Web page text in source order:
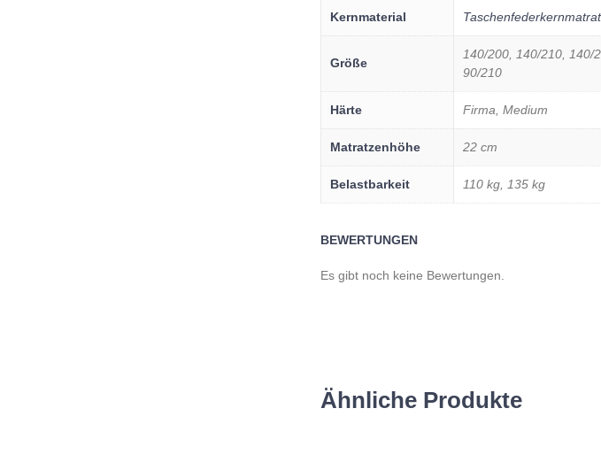
Kernmaterial
Größe
140/200, 140/210, 140/
90/210
Härte Firma, Medium
Matratzenhöhe 22 cm
Belastbarkeit 110 kg, 135 kg
BEWERTUNGEN
Es gibt noch keine Bewertungen.
Ähnliche Produkte